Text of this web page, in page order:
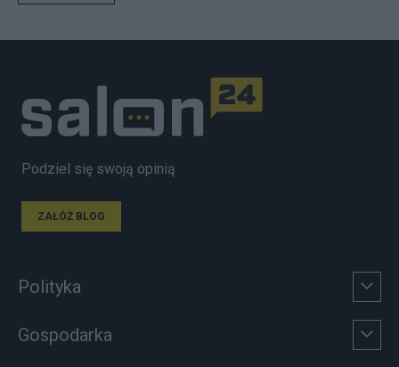
Podziel się swoją opinią
ZAŁÓŻ BLOG
Polityka
Gospodarka